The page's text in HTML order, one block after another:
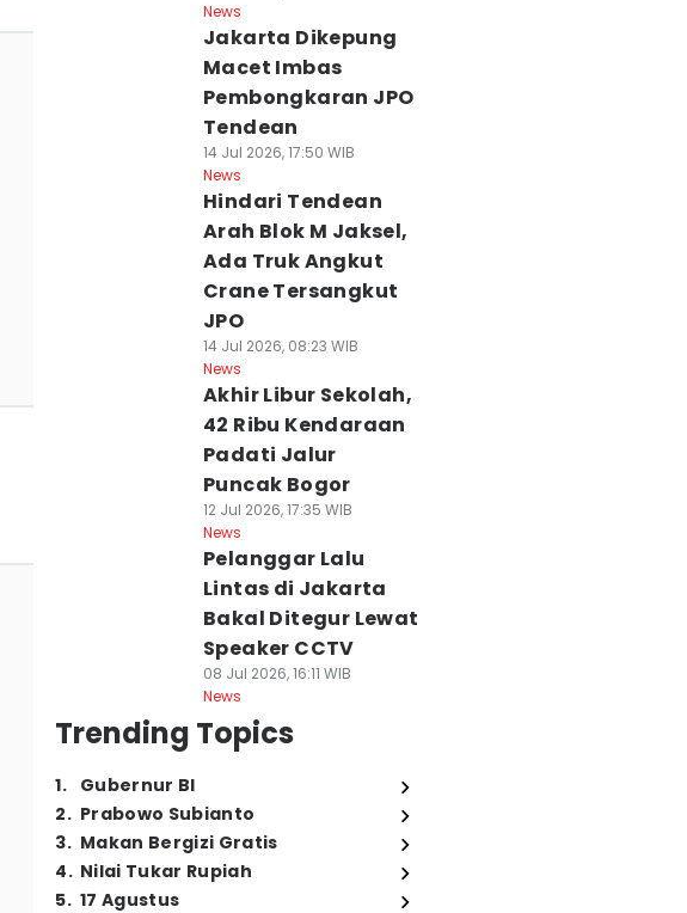
News
Jakarta Dikepung
Macet Imbas
Pembongkaran JPO
Tendean
14 Jul 2026, 17:50 WIB
News
Hindari Tendean
Arah Blok M Jaksel,
Ada Truk Angkut
Crane Tersangkut
JPO
14 Jul 2026, 08:23 WIB
News
Akhir Libur Sekolah,
42 Ribu Kendaraan
Padati Jalur
Puncak Bogor
12 Jul 2026, 17:35 WIB
News
Pelanggar Lalu
Lintas di Jakarta
Bakal Ditegur Lewat
Speaker CCTV
08 Jul 2026, 16:11 WIB
News
Trending Topics
1. Gubernur BI
2. Prabowo Subianto
3. Makan Bergizi Gratis
4. Nilai Tukar Rupiah
5. 17 Agustus